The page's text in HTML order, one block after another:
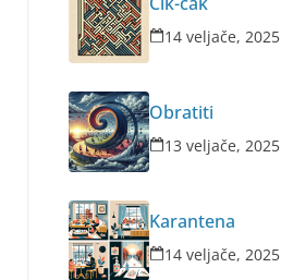
14 veljače, 2025
Obratiti
13 veljače, 2025
Karantena
14 veljače, 2025